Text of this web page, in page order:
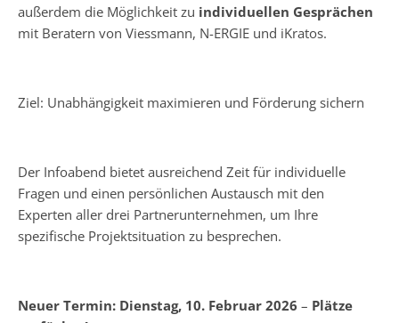
außerdem die Möglichkeit zu individuellen Gesprächen
mit Beratern von Viessmann, N-ERGIE und iKratos.
Ziel: Unabhängigkeit maximieren und Förderung sichern
Der Infoabend bietet ausreichend Zeit für individuelle
Fragen und einen persönlichen Austausch mit den
Experten aller drei Partnerunternehmen, um Ihre
spezifische Projektsituation zu besprechen.
Neuer Termin: Dienstag, 10. Februar 2026 – Plätze